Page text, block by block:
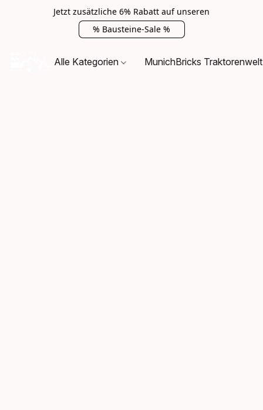
Jetzt zusätzliche 6% Rabatt auf unseren
% Bausteine-Sale %
Alle Kategorien MunichBricks Traktorenwelt